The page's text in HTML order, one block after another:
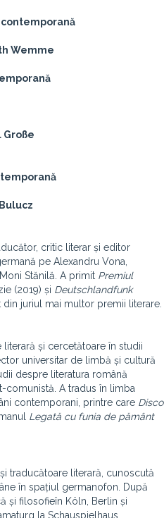
Wemme
Große
critic literar și editor
pe Alexandru Vona,
Stănilă. A primit Premiul
(2019) și Deutschlandfunk
juriul mai multor premii literare.
literară și cercetătoare în studii
universitar de limbă și cultură
despre literatura română
A tradus în limba
contemporani, printre care Disco
Legată cu funia de pământ
traducătoare literară, cunoscută
în spațiul germanofon. După
și filosofieîn Köln, Berlin și
la Schauspielhaus